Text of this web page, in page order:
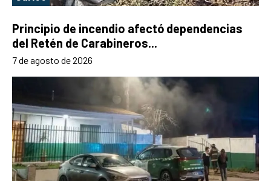
Principio de incendio afectó dependencias
del Retén de Carabineros...
7 de agosto de 2026